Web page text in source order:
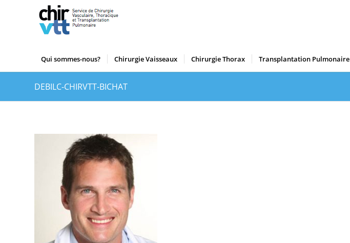
Qui sommes-nous? Chirurgie Vaisseaux Chirurgie Thorax Transplantation Pulmonaire
DEBILC-CHIRVTT-BICHAT